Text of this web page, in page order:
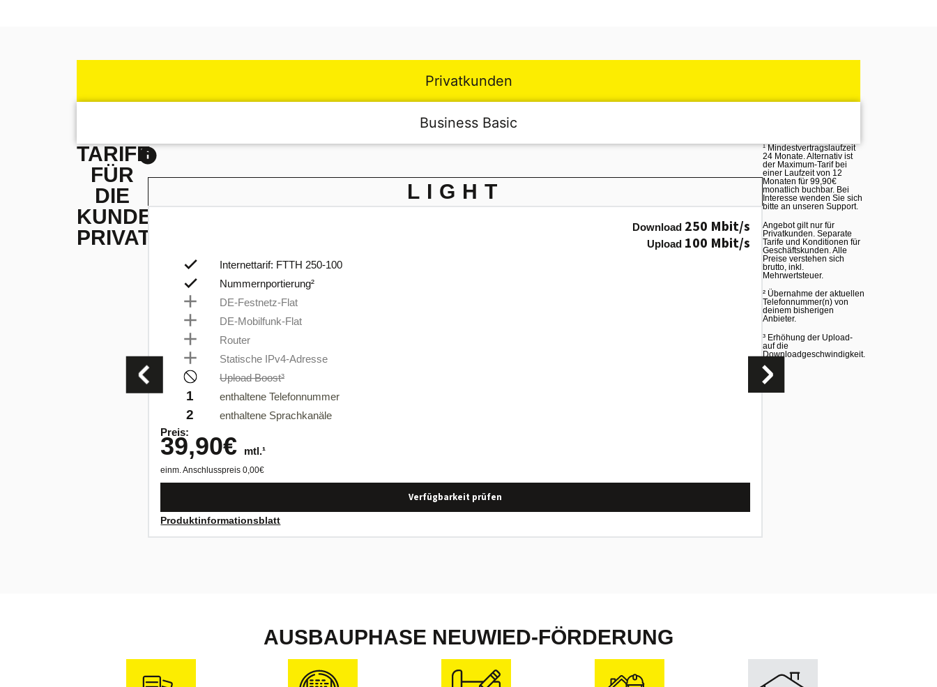
Privatkunden
Business Basic
TARIFE
FÜR
DIE
KUNDENGRUPPE
PRIVATKUNDEN
LIGHT
Download 250 Mbit/s
Upload 100 Mbit/s
Internettarif: FTTH 250-100
Nummernportierung²
DE-Festnetz-Flat
DE-Mobilfunk-Flat
Router
Statische IPv4-Adresse
Upload Boost³
1 enthaltene Telefonnummer
2 enthaltene Sprachkanäle
einm. Anschlusspreis0,00€
Preis:
39,90€ mtl.¹
Verfügbarkeit prüfen
Produktinformationsblatt
Internettarif: FTTH
DE-Festnetz-Flat
Router
Statische IPv4-
¹Mindestvertragslaufzeit
24 Monate. Alternativ ist
der Maximum-Tarif bei
einer Laufzeit von 12
Monaten für 99,90€
monatlich buchbar. Bei
Interesse wenden Sie sich
bitte an unseren Support.
Angebot gilt nur für
Privatkunden. Separate
Tarife und Konditionen für
Geschäftskunden. Alle
Preise verstehen sich
brutto, inkl.
Mehrwertsteuer.
² Übernahme der aktuellen
Telefonnummer(n) von
deinem bisherigen
Anbieter.
³ Erhöhung der Upload-
auf die
Downloadgeschwindigkeit.
AUSBAUPHASE NEUWIED-FÖRDERUNG